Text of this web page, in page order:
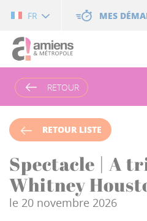
FR MES
RETOUR
RETOUR LISTE
Spectacle | A
Whitney
le 20 novembre 2026